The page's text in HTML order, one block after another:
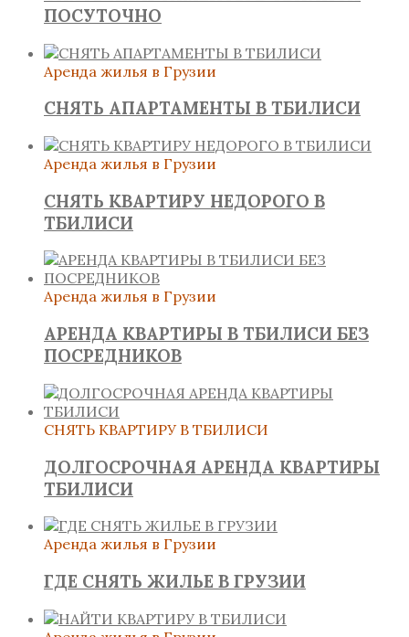
ПОСУТОЧНО
Аренда жилья в Грузии
СНЯТЬ АПАРТАМЕНТЫ В ТБИЛИСИ
Аренда жилья в Грузии
СНЯТЬ КВАРТИРУ НЕДОРОГО В
ТБИЛИСИ
Аренда жилья в Грузии
АРЕНДА КВАРТИРЫ В ТБИЛИСИ БЕЗ
ПОСРЕДНИКОВ
СНЯТЬ КВАРТИРУ В ТБИЛИСИ
ДОЛГОСРОЧНАЯ АРЕНДА КВАРТИРЫ
ТБИЛИСИ
Аренда жилья в Грузии
ГДЕ СНЯТЬ ЖИЛЬЕ В ГРУЗИИ